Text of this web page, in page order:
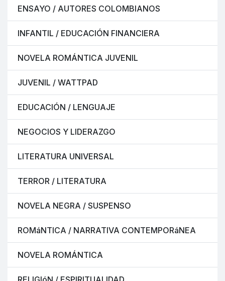
ENSAYO / AUTORES COLOMBIANOS
INFANTIL / EDUCACIÓN FINANCIERA
NOVELA ROMÁNTICA JUVENIL
JUVENIL / WATTPAD
EDUCACIÓN / LENGUAJE
NEGOCIOS Y LIDERAZGO
LITERATURA UNIVERSAL
TERROR / LITERATURA
NOVELA NEGRA / SUSPENSO
ROMáNTICA / NARRATIVA CONTEMPORáNEA
NOVELA ROMÁNTICA